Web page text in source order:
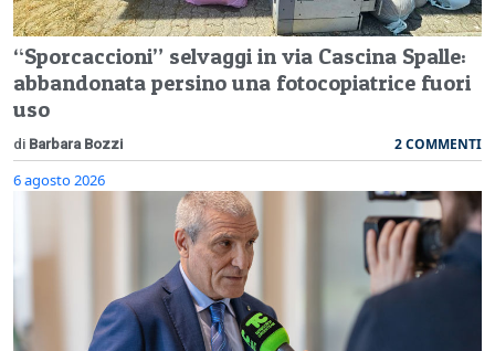
“Sporcaccioni” selvaggi in via Cascina Spalle:
abbandonata persino una fotocopiatrice fuori
uso
di Barbara Bozzi 2 COMMENTI
6 agosto 2026